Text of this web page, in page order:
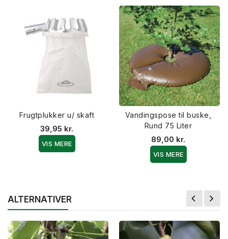
Frugtplukker u/ skaft
39,95 kr.
VIS MERE
Vandingspose til buske,
Rund 75 Liter
89,00 kr.
VIS MERE
ALTERNATIVER